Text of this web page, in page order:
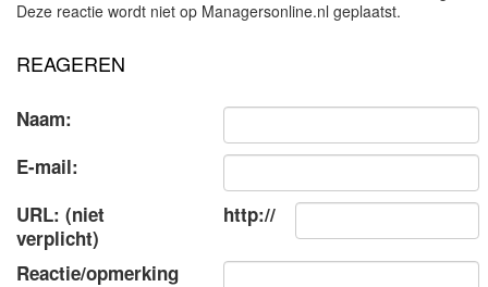
Deze reactie wordt niet op Managersonline.nl geplaatst.
REAGEREN
Naam:
E-mail:
URL: (niet
verplicht)
http://
Reactie/opmerking